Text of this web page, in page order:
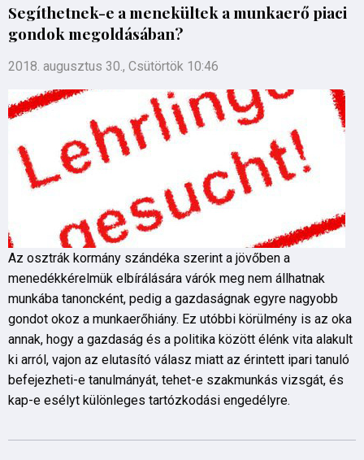
Segíthetnek-e a menekültek a munkaerő piaci
gondok megoldásában?
2018. augusztus 30., Csütörtök 10:46
Az osztrák kormány szándéka szerint a jövőben a
menedékkérelmük elbírálására várók meg nem állhatnak
munkába tanoncként, pedig a gazdaságnak egyre nagyobb
gondot okoz a munkaerőhiány. Ez utóbbi körülmény is az oka
annak, hogy a gazdaság és a politika között élénk vita alakult
ki arról, vajon az elutasító válasz miatt az érintett ipari tanuló
befejezheti-e tanulmányát, tehet-e szakmunkás vizsgát, és
kap-e esélyt különleges tartózkodási engedélyre.